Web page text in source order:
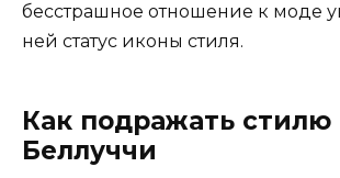
бесстрашное отношение к моде
ней статус иконы стиля.
Как подражать
Беллуччи